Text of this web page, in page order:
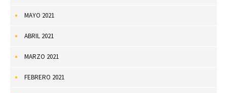
MAYO 2021
ABRIL 2021
MARZO 2021
FEBRERO 2021